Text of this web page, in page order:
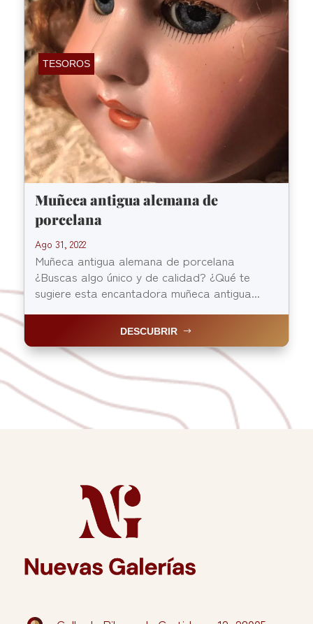
TESOROS
Muñeca antigua alemana de
porcelana
Ago 31, 2022
Muñeca antigua alemana de porcelana
¿Buscas algo único y de calidad? ¿Qué te
sugiere esta encantadora muñeca antigua...
DESCUBRIR